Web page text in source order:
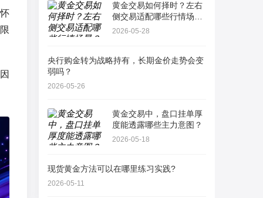
黄金交易如何择时？左右
侧交易适配哪些行情场
景？
2026-05-28
央行购金转为战略持有，长期金价走势会变
弱吗？
2026-05-26
黄金交易中，盘口挂单厚
度能透露哪些主力意图？
2026-05-18
现货黄金方法可以在哪里练习实践?
2026-05-11